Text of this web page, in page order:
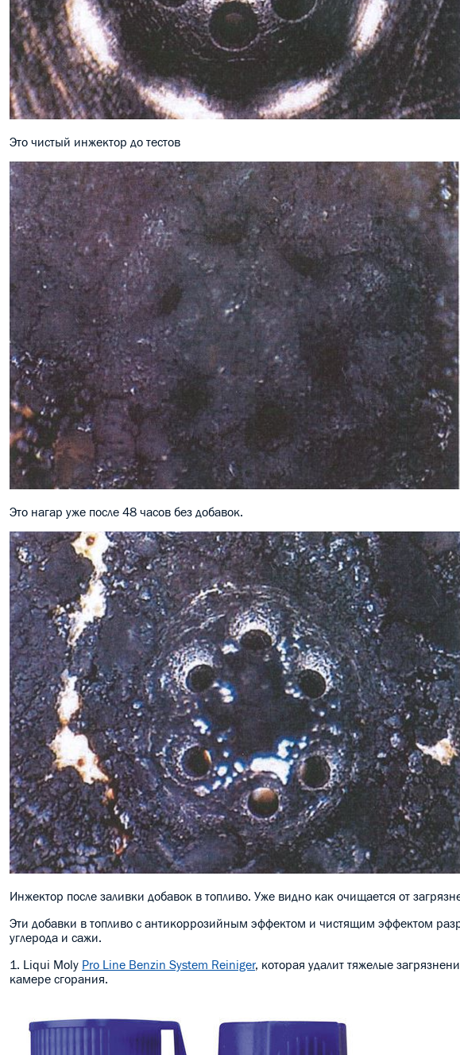
Это чистый инжектор до тестов
Это нагар уже после 48 часов без добавок.
Инжектор после заливки добавок в топливо. Уже видно как очищается от
Эти добавки в топливо с антикоррозийным эффектом и чистящим эффектом
углерода и сажи.
1. Liqui Moly Pro Line Benzin System Reiniger, которая удалит тяжелые
камере сгорания.